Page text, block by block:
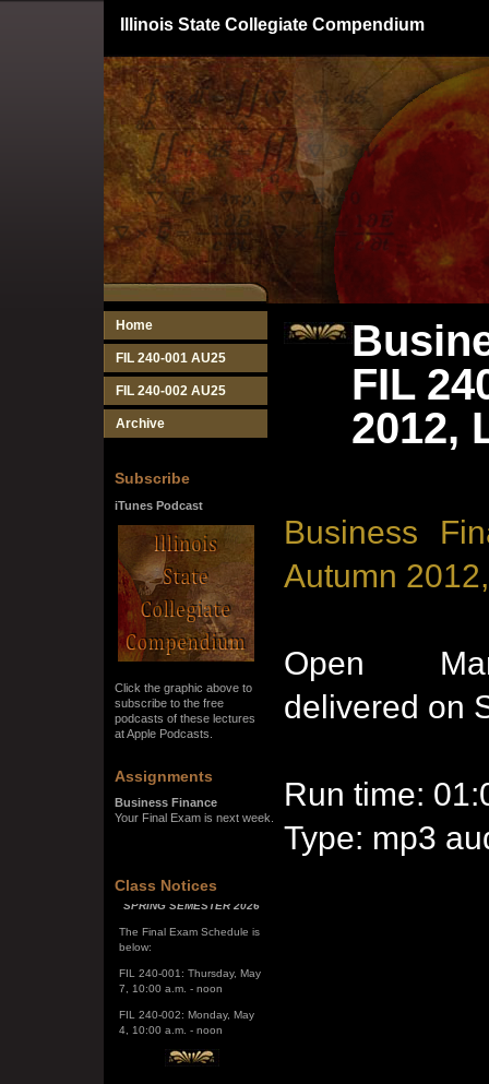
Illinois State Collegiate Compendium
Home
FIL 240-001 AU25
FIL 240-002 AU25
Archive
Subscribe
iTunes Podcast
Click the graphic above to
subscribe to the free
podcasts of these lectures
at Apple Podcasts.
Assignments
Business Finance
Your Final Exam is next week.
Class Notices
SPRING SEMESTER 2026
The Final Exam Schedule is
FIL 240-001: Thursday, May
FIL 240-002: Monday, May
FIL
2012,
Business
Autumn
Open
delivered on
Run time:
Type: mp3